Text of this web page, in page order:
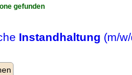
gefunden
Instandhaltung (m/